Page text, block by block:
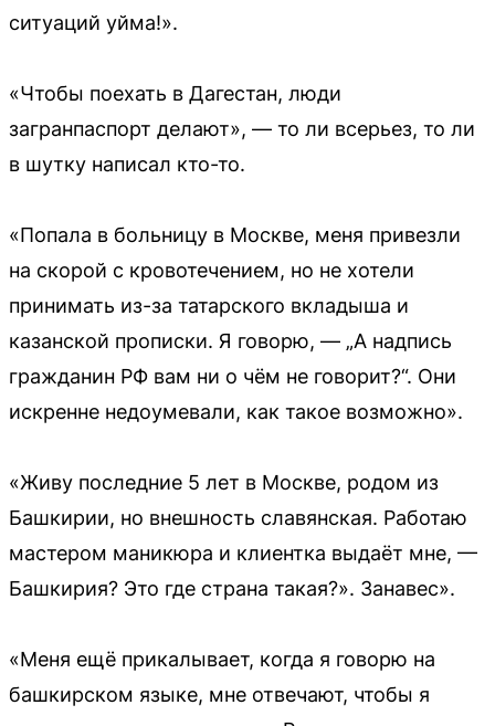
ситуаций уйма!».
«Чтобы поехать в Дагестан, люди
загранпаспорт делают», — то ли всерьез, то ли
в шутку написал кто-то.
«Попала в больницу в Москве, меня привезли
на скорой с кровотечением, но не хотели
принимать из-за татарского вкладыша и
казанской прописки. Я говорю, — „А надпись
гражданин РФ вам ни о чём не говорит?“. Они
искренне недоумевали, как такое возможно».
«Живу последние 5 лет в Москве, родом из
Башкирии, но внешность славянская. Работаю
мастером маникюра и клиентка выдаёт мне, —
Башкирия? Это где страна такая?». Занавес».
«Меня ещё прикалывает, когда я говорю на
башкирском языке, мне отвечают, чтобы я